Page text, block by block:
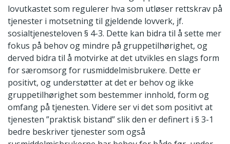
lovutkastet som regulerer hva som utløser rettskrav på
tjenester i motsetning til gjeldende lovverk, jf.
sosialtjenesteloven § 4-3. Dette kan bidra til å sette mer
fokus på behov og mindre på gruppetilhørighet, og
derved bidra til å motvirke at det utvikles en slags form
for særomsorg for rusmiddelmisbrukere. Dette er
positivt, og understøtter at det er behov og ikke
gruppetilhørighet som bestemmer innhold, form og
omfang på tjenesten. Videre ser vi det som positivt at
tjenesten ”praktisk bistand” slik den er definert i § 3-1
bedre beskriver tjenester som også